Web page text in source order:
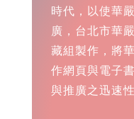
時代，以使華
廣，台北市華
藏組製作，將
作網頁與電子
與推廣之迅速性